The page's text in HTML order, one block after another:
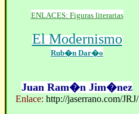
ENLACES: Figuras literarias
El Modernismo
Rub�n Dar�o
Juan Ram�n Jim�nez
Enlace: http://jaserrano.com/JRJ/